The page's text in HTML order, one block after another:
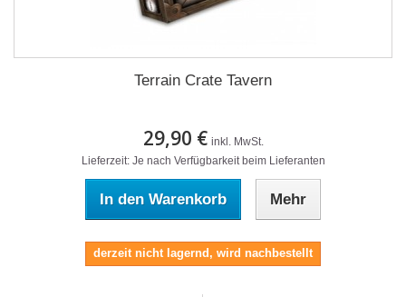
Terrain Crate Tavern
29,90 € inkl. MwSt.
Lieferzeit: Je nach Verfügbarkeit beim Lieferanten
In den Warenkorb Mehr
derzeit nicht lagernd, wird nachbestellt